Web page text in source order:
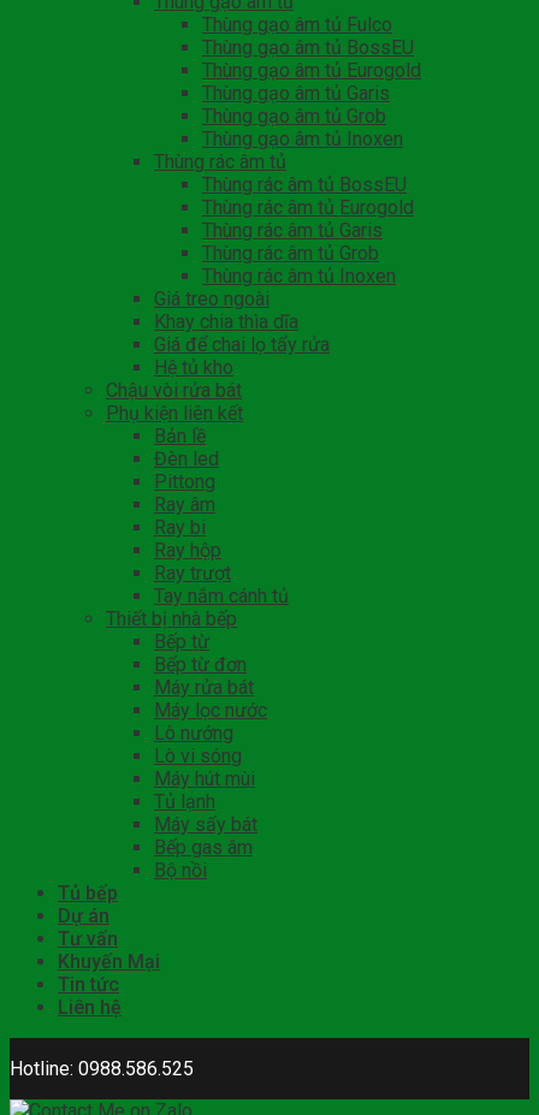
Thùng gạo âm tủ Fulco
Thùng gạo âm tủ BossEU
Thùng gạo âm tủ Eurogold
Thùng gạo âm tủ Garis
Thùng gạo âm tủ Grob
Thùng gạo âm tủ Inoxen
Thùng rác âm tủ
Thùng rác âm tủ BossEU
Thùng rác âm tủ Eurogold
Thùng rác âm tủ Garis
Thùng rác âm tủ Grob
Thùng rác âm tủ Inoxen
Giá treo ngoài
Khay chia thìa dĩa
Giá để chai lọ tẩy rửa
Hệ tủ kho
Chậu vòi rửa bát
Phụ kiện liên kết
Bản lề
Đèn led
Pittong
Ray âm
Ray bi
Ray hộp
Ray trượt
Tay nắm cánh tủ
Thiết bị nhà bếp
Bếp từ
Bếp từ đơn
Máy rửa bát
Máy lọc nước
Lò nướng
Lò vi sóng
Máy hút mùi
Tủ lạnh
Máy sấy bát
Bếp gas âm
Bộ nồi
Tủ bếp
Dự án
Tư vấn
Khuyến Mại
Tin tức
Liên hệ
Hotline: 0988.586.525